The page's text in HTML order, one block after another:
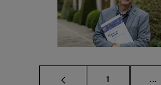
Página
1 ...